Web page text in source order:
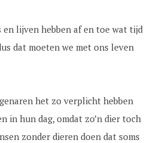
en lijven hebben af en toe wat tijd
dat moeten we met ons leven
het zo verplicht hebben
in hun dag, omdat zo’n dier toch
zonder dieren doen dat soms